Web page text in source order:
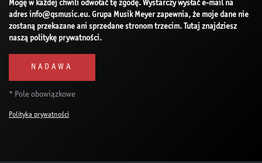
Mogę w każdej chwili odwołać tę zgodę. Wystarczy wysłać e-mail na
adres info@qsmusic.eu. Grupa Musik Meyer zapewnia, że moje dane nie
zostaną przekazane ani sprzedane stronom trzecim. Tutaj znajdziesz
naszą politykę prywatności.
* Pole obowiązkowe
Polityka prywatności